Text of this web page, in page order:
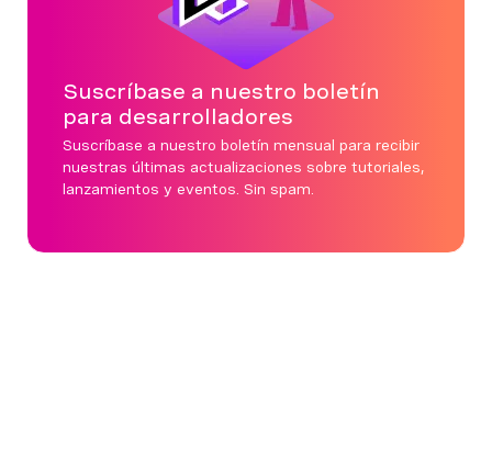
Suscríbase a nuestro boletín
para desarrolladores
Suscríbase a nuestro boletín mensual para recibir
nuestras últimas actualizaciones sobre tutoriales,
lanzamientos y eventos. Sin spam.